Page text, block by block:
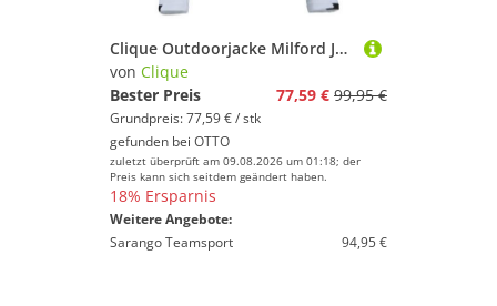
Clique Outdoorjacke Milford Jacket
von Clique
Bester Preis
77,59 € 99,95 €
Grundpreis: 77,59 € / stk
gefunden bei OTTO
zuletzt überprüft am 09.08.2026 um 01:18; der
Preis kann sich seitdem geändert haben.
18% Ersparnis
Weitere Angebote:
Sarango Teamsport
94,95 €